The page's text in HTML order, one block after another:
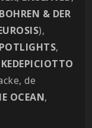
BOHREN & DER
),
,
de
OCEAN,